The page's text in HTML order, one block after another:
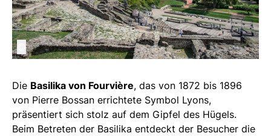
Die Basilika von Fourvière, das von 1872 bis 1896
von Pierre Bossan errichtete Symbol Lyons,
präsentiert sich stolz auf dem Gipfel des Hügels.
Beim Betreten der Basilika entdeckt der Besucher die